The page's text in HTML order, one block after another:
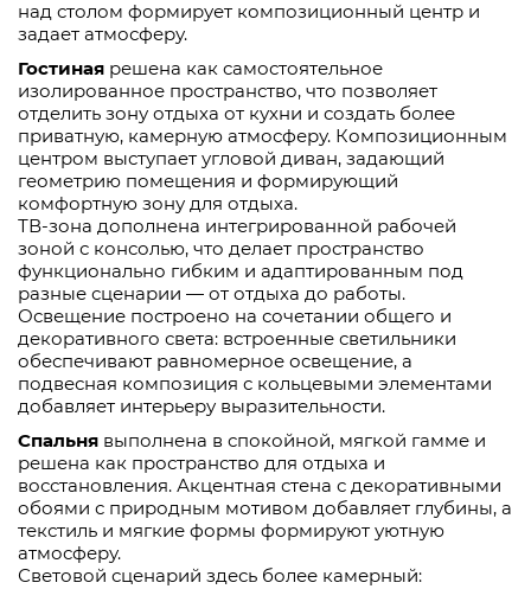
над столом формирует композиционный центр и
задает атмосферу.
Гостиная решена как самостоятельное
изолированное пространство, что позволяет
отделить зону отдыха от кухни и создать более
приватную, камерную атмосферу. Композиционным
центром выступает угловой диван, задающий
геометрию помещения и формирующий
комфортную зону для отдыха.
ТВ-зона дополнена интегрированной рабочей
зоной с консолью, что делает пространство
функционально гибким и адаптированным под
разные сценарии — от отдыха до работы.
Освещение построено на сочетании общего и
декоративного света: встроенные светильники
обеспечивают равномерное освещение, а
подвесная композиция с кольцевыми элементами
добавляет интерьеру выразительности.
Спальня выполнена в спокойной, мягкой гамме и
решена как пространство для отдыха и
восстановления. Акцентная стена с декоративными
обоями с природным мотивом добавляет глубины, а
текстиль и мягкие формы формируют уютную
атмосферу.
Световой сценарий здесь более камерный: